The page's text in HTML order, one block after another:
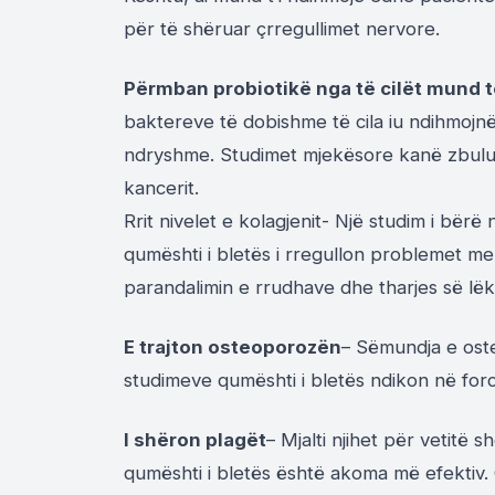
për të shëruar çrregullimet nervore.
Përmban probiotikë nga të cilët mund
baktereve të dobishme të cila iu
ndryshme. Studimet mjekësore kanë
kancerit.
Rrit nivelet e kolagjenit- Një studim i bërë
qumështi i bletës i rregullon problemet
parandalimin e rrudhave dhe tharjes së
E trajton osteoporozën– Sëmundja e
studimeve qumështi i bletës ndikon në
I shëron plagët– Mjalti njihet për vetitë
qumështi i bletës është akoma më